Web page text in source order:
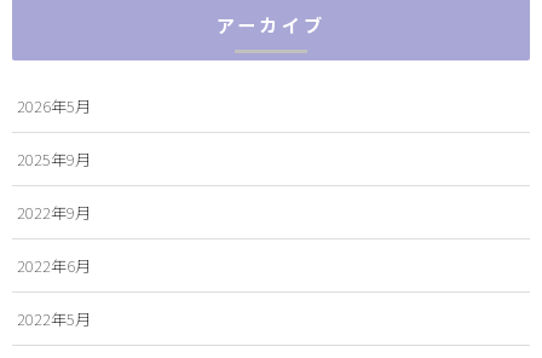
アーカイブ
2026年5月
2025年9月
2022年9月
2022年6月
2022年5月